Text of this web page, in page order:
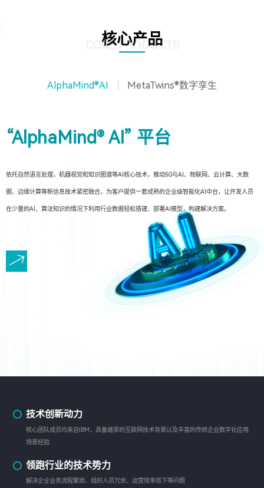
核心产品
CORE PRODUCTS
AlphaMind®AI MetaTwins®数字孪生
“AlphaMind® AI” 平台
依托自然语言处理，机器视觉和知识图谱等AI核心技术，推动5G与AI、物联网、云计算、大数
据、边缘计算等新信息技术紧密融合，为客户提供一套成熟的企业级智能化AI中台，让开发人员
在少量的AI、算法知识的情况下利用行业数据轻松搭建、部署AI模型，构建解决方案。
技术创新动力
核心团队成员均来自IBM，具备雄厚的互联网技术背景以及丰富的传统企业数字化应用
场景经验
领跑行业的技术势力
解决企业业务流程繁琐、组织人员冗余、运营效率低下等问题